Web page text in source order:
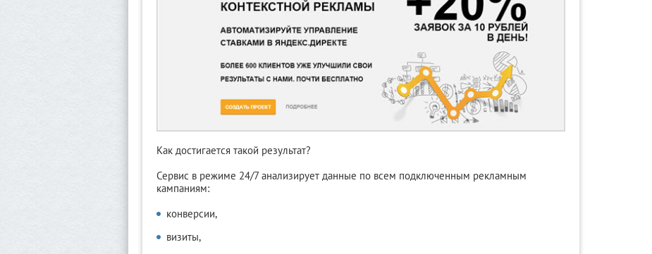
Как достигается такой результат?
Сервис в режиме 24/7 анализирует данные по всем подключенным рекламным
кампаниям:
конверсии,
визиты,